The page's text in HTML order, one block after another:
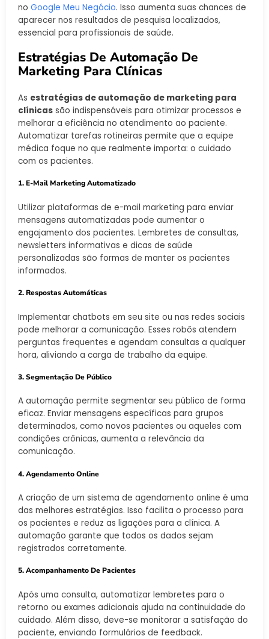
no Google Meu Negócio. Isso aumenta suas chances de
aparecer nos resultados de pesquisa localizados,
essencial para profissionais de saúde.
Estratégias De Automação De
Marketing Para Clínicas
As estratégias de automação de marketing para
clínicas são indispensáveis para otimizar processos e
melhorar a eficiência no atendimento ao paciente.
Automatizar tarefas rotineiras permite que a equipe
médica foque no que realmente importa: o cuidado
com os pacientes.
1. E-Mail Marketing Automatizado
Utilizar plataformas de e-mail marketing para enviar
mensagens automatizadas pode aumentar o
engajamento dos pacientes. Lembretes de consultas,
newsletters informativas e dicas de saúde
personalizadas são formas de manter os pacientes
informados.
2. Respostas Automáticas
Implementar chatbots em seu site ou nas redes sociais
pode melhorar a comunicação. Esses robôs atendem
perguntas frequentes e agendam consultas a qualquer
hora, aliviando a carga de trabalho da equipe.
3. Segmentação De Público
A automação permite segmentar seu público de forma
eficaz. Enviar mensagens específicas para grupos
determinados, como novos pacientes ou aqueles com
condições crônicas, aumenta a relevância da
comunicação.
4. Agendamento Online
A criação de um sistema de agendamento online é uma
das melhores estratégias. Isso facilita o processo para
os pacientes e reduz as ligações para a clínica. A
automação garante que todos os dados sejam
registrados corretamente.
5. Acompanhamento De Pacientes
Após uma consulta, automatizar lembretes para o
retorno ou exames adicionais ajuda na continuidade do
cuidado. Além disso, deve-se monitorar a satisfação do
paciente, enviando formulários de feedback.